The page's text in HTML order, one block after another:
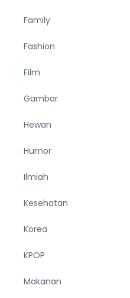
Family
Fashion
Film
Gambar
Hewan
Humor
Ilmiah
Kesehatan
Korea
KPOP
Makanan